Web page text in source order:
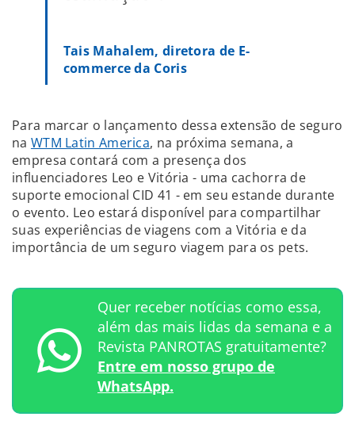
Tais Mahalem, diretora de E-
commerce da Coris
Para marcar o lançamento dessa extensão de seguro
na WTM Latin America, na próxima semana, a
empresa contará com a presença dos
influenciadores Leo e Vitória - uma cachorra de
suporte emocional CID 41 - em seu estande durante
o evento. Leo estará disponível para compartilhar
suas experiências de viagens com a Vitória e da
importância de um seguro viagem para os pets.
Quer receber notícias como essa,
além das mais lidas da semana e a
Revista PANROTAS gratuitamente?
Entre em nosso grupo de
WhatsApp.